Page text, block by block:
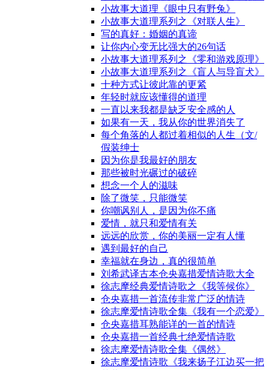
小故事大道理《眼中只有野兔》
小故事大道理系列之《对联人生》
写的真好：婚姻的真谛
让你内心变无比强大的26句话
小故事大道理系列之《零和游戏原理》
小故事大道理系列之《盲人与导盲犬》
十种方式让彼此靠的更紧
年轻时就应该懂得的道理
一直以来我都是缺乏安全感的人
如果有一天，我从你的世界消失了
每个角落的人都过着相似的人生（文/
假装绅士
因为你是我最好的朋友
那些被时光碾过的破碎
想念一个人的滋味
除了微笑，只能微笑
你嘲讽别人，是因为你不痛
爱情，就只和爱情有关
远远的欣赏，你的美丽一定有人懂
遇到最好的自己
幸福就在身边，真的很简单
刘希武译古本仓央嘉措爱情诗歌大全
徐志摩经典爱情诗歌之《我等候你》
仓央嘉措一首流传非常广泛的情诗
徐志摩爱情诗歌全集《我有一个恋爱》
仓央嘉措耳熟能详的一首的情诗
仓央嘉措一首经典七绝爱情诗歌
徐志摩爱情诗歌全集《偶然》
徐志摩爱情诗歌《我来扬子江边买一把